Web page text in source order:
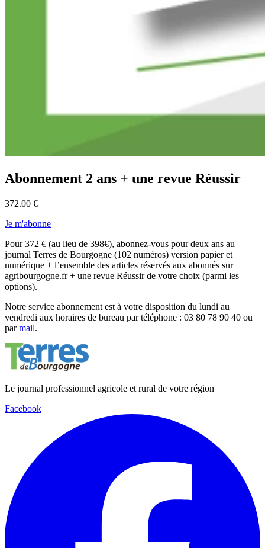
Abonnement 2 ans + une revue Réussir
372.00 €
Je m'abonne
Pour 372 € (au lieu de 398€), abonnez-vous pour deux ans au
journal Terres de Bourgogne (102 numéros) version papier et
numérique + l’ensemble des articles réservés aux abonnés sur
agribourgogne.fr + une revue Réussir de votre choix (parmi les
options).
Notre service abonnement est à votre disposition du lundi au
vendredi aux horaires de bureau par téléphone : 03 80 78 90 40 ou
parmail.
Le journal professionnel agricole et rural de votre région
Facebook